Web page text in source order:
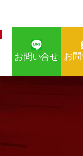
お
お問い合せ